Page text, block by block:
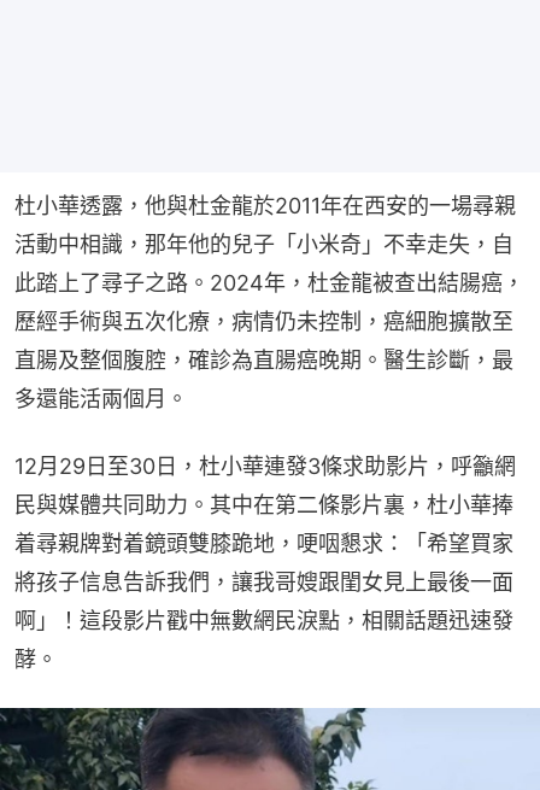
杜小華透露，他與杜金龍於2011年在西安的一場尋親
活動中相識，那年他的兒子「小米奇」不幸走失，自
此踏上了尋子之路。2024年，杜金龍被查出結腸癌，
歷經手術與五次化療，病情仍未控制，癌細胞擴散至
直腸及整個腹腔，確診為直腸癌晚期。醫生診斷，最
多還能活兩個月。
12月29日至30日，杜小華連發3條求助影片，呼籲網
民與媒體共同助力。其中在第二條影片裏，杜小華捧
着尋親牌對着鏡頭雙膝跪地，哽咽懇求：「希望買家
將孩子信息告訴我們，讓我哥嫂跟閨女見上最後一面
啊」！這段影片戳中無數網民淚點，相關話題迅速發
酵。